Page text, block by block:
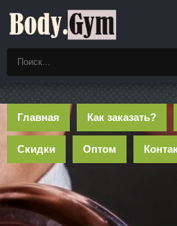
Главная Как заказать?
Скидки Оптом